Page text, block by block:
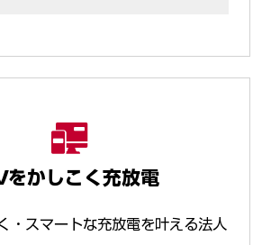
をかしこく充放電
・スマートな充放電を叶える法人